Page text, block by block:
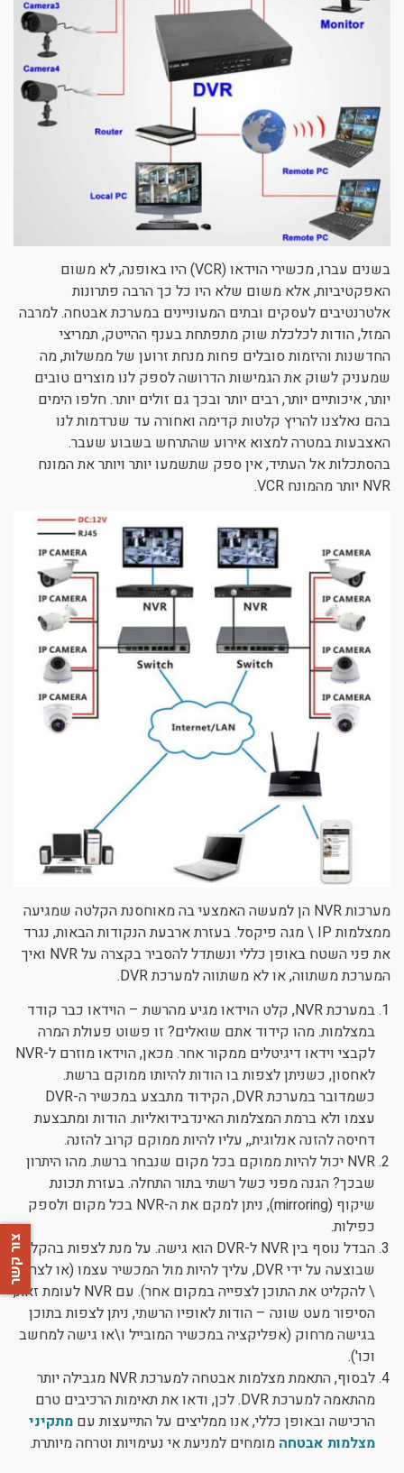
בשנים עברו, מכשירי הוידאו (VCR) היו באופנה, לא משום
האפקטיביות, אלא משום שלא היו כל כך הרבה פתרונות
אלטרנטיבים לעסקים ובתים המעוניינים במערכת אבטחה. למרבה
המזל, הודות לכלכלת שוק מתפתחת בענף ההייטק, תמריצי
החדשנות והיזמות סובלים פחות מנחת זרוען של ממשלות, מה
שמעניק לשוק את הגמישות הדרושה לספק לנו מוצרים טובים
יותר, איכותיים יותר, רבים יותר ובכך גם זולים יותר. חלפו הימים
בהם נאלצנו להריץ קלטות קדימה ואחורה עד שנרדמות לנו
האצבעות במטרה למצוא אירוע שהתרחש בשבוע שעבר.
בהסתכלות אל העתיד, אין ספק שתשמעו יותר ויותר את המונח
NVR יותר מהמונח VCR.
מערכות NVR הן למעשה האמצעי בה מאוחסנת הקלטה שמגיעה
ממצלמות IP \ מגה פיקסל. בעזרת ארבעת הנקודות הבאות, נגרד
את פני השטח באופן כללי ונשתדל להסביר בקצרה על NVR ואיך
המערכת משתווה, או לא משתווה למערכת DVR.
במערכת NVR, קלט הוידאו מגיע מהרשת – הוידאו כבר קודד
במצלמות. מהו קידוד אתם שואלים? זו פשוט פעולת המרה
לקבצי וידאו דיגיטלים ממקור אחר. מכאן, הוידאו מוזרם ל-NVR
לאחסון, כשניתן לצפות בו הודות להיותו ממוקם ברשת.
כשמדובר במערכת DVR, הקידוד מתבצע במכשיר ה-DVR
עצמו ולא ברמת המצלמות האינדבידואליות. הודות ומתבצעת
דחיסה להזנה אנלוגית,, עליו להיות ממוקם קרוב להזנה.
NVR יכול להיות ממוקם בכל מקום שנבחר ברשת. מהו היתרון
שבכך? הגנה מפני כשל רשתי בתור התחלה. בעזרת תכונת
שיקוף (mirroring), ניתן למקם את ה-NVR בכל מקום ולספק
כפילות.
הבדל נוסף בין NVR ל-DVR הוא גישה. על מנת לצפות בהקלטה
שבוצעה על ידי DVR, עליך להיות מול המכשיר עצמו (או לצרוב
\ להקליט את התוכן לצפייה במקום אחר). עם NVR לעומת זאת,
הסיפור מעט שונה – הודות לאופיו הרשתי, ניתן לצפות בתוכן
בגישה מרחוק (אפליקציה במכשיר המובייל ו\או גישה למחשב
וכו').
לבסוף, התאמת מצלמות אבטחה למערכת NVR מגבילה יותר
מהתאמה למערכת DVR. לכן, ודאו את תאימות הרכיבים טרם
הרכישה ובאופן כללי, אנו ממליצים על התייעצות עם מתקיני
מצלמות אבטחה מומחים למניעת אי נעימויות וטרחה מיותרת.
צור קשר